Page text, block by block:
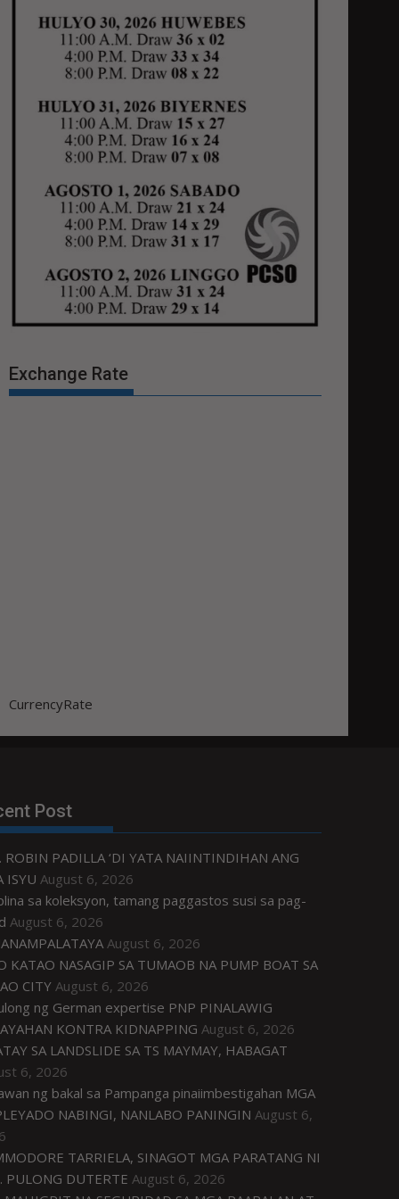
Exchange Rate
CurrencyRate
Post
ROBIN PADILLA ‘DI YATA NAIINTINDIHAN ANG
ISYU August 6, 2026
sa koleksyon, tamang paggastos susi sa pag-
August 6, 2026
August 6, 2026
KATAO NASAGIP SA TUMAOB NA PUMP BOAT SA
CITY August 6, 2026
ng German expertise PNP PINALAWIG
KONTRA KIDNAPPING August 6, 2026
SA LANDSLIDE SA TS MAYMAY, HABAGAT
6, 2026
ng bakal sa Pampanga pinaiimbestigahan MGA
NABINGI, NANLABO PANINGIN August 6,
TARRIELA, SINAGOT MGA PARATANG NI
PULONG DUTERTE August 6, 2026